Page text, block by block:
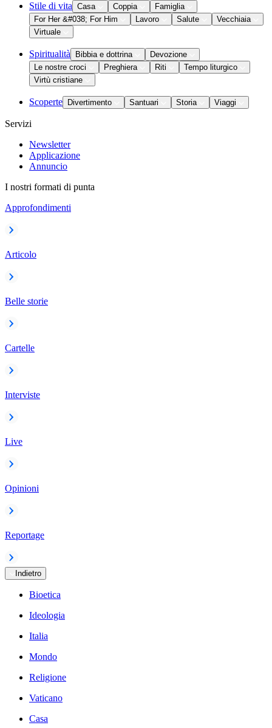
Stile di vita Casa Coppia
Famiglia
For Her &#038; For Him
Lavoro Salute
Vecchiaia
Virtuale
Spiritualità Bibbia e dottrina
Devozione
Le nostre croci
Preghiera Riti
Tempo liturgico
Virtù cristiane
Scoperte Divertimento Santuari Storia Viaggi
Servizi
Newsletter
Applicazione
Annuncio
I nostri formati di punta
Approfondimenti
Articolo
Belle storie
Cartelle
Interviste
Live
Opinioni
Reportage
Indietro
Bioetica
Ideologia
Italia
Mondo
Religione
Vaticano
Casa